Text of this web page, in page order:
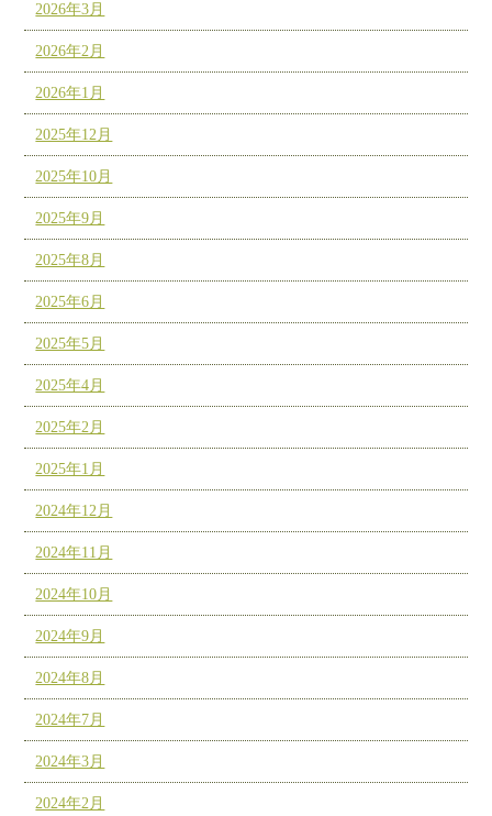
2026年3月
2026年2月
2026年1月
2025年12月
2025年10月
2025年9月
2025年8月
2025年6月
2025年5月
2025年4月
2025年2月
2025年1月
2024年12月
2024年11月
2024年10月
2024年9月
2024年8月
2024年7月
2024年3月
2024年2月